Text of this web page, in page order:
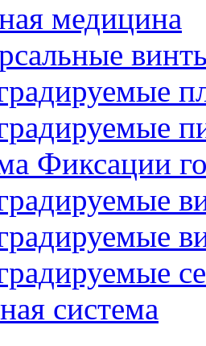
медицина
Фиксации
система